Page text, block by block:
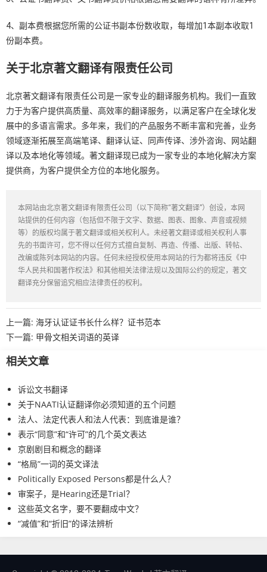
4、副本费根据您所需的公证书副本份数收取，每增加1本副本收取1
份副本费。
关于北京著文翻译有限责任公司
北京著文翻译有限责任公司是一家专业的翻译服务机构。我们一直致
力于为客户提供高质量、高效率的翻译服务，以满足客户在全球化发
展中的多语言需求。多年来，我们的产品服务不断丰富和完善，业务
领域逐渐拓展至高端笔译、翻译认证、同声传译、涉外咨询、网站翻
译以及本地化等领域。著文翻译现已成为一家专业的本地化解决方案
提供商，为客户提供全方位的本地化服务。
本网站由北京著文翻译有限责任公司（以下简称“著文翻译”）创设，本网
站提供的任何内容（包括但不限于文字、数据、图表、图象、声音或视频
等）的版权均属于著文翻译或相关权利人。未经著文翻译或相关权利人事
先的书面许可，您不得以任何方式擅自复制、再造、传播、出版、转帖、
改编或陈列本网站的内容。任何未经授权使用本网站的行为都将违反《中
华人民共和国著作权法》和其他相关法律法规以及国际公约的规定，著文
翻译充分保留追究相应法律责任的权利。
上一篇: 海牙认证证书长什么样？证书范本
下一篇: 甲骨文相关词语的英译
相关文章
诉讼文书翻译
关于NAATI认证翻译你必须知道的五个问题
法人、法定代表人和法人代表：到底谁是谁？
表示“同意”和“许可”的几个英文表达
京剧剧目和概念的翻译
“格局”一词的英文译法
Politically Exposed Persons都是什么人？
审案子，是Hearing还是Trial？
这些英文名字，要不要翻成中文？
“减值”和“折旧”的译法辨析